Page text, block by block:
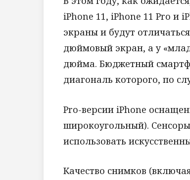
iPhone 11, iPhone 11 Pro и
экраны и будут
дюймовый экран, а у
дюйма. Бюджетный
диагональ которого, по
Pro-версии iPhone
широкоугольный).
использовать
Качество снимков